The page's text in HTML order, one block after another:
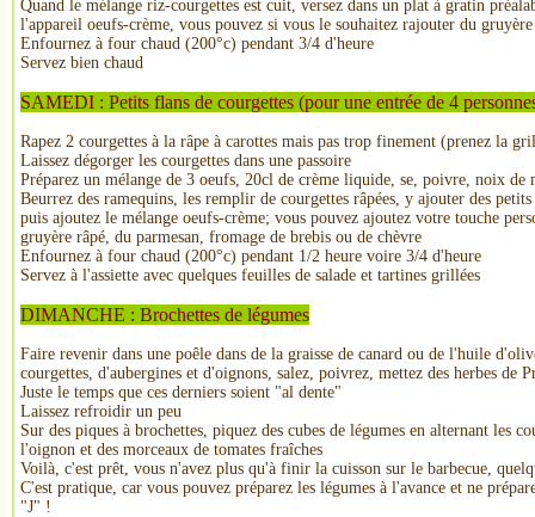
Quand le mélange riz-courgettes est cuit, versez dans un plat à gratin
l'appareil oeufs-crème, vous pouvez si vous le souhaitez rajouter du gruyère
Enfournez à four chaud (200°c) pendant 3/4 d'heure
Servez bien chaud
SAMEDI : Petits flans de courgettes (pour une entrée de 4
Rapez 2 courgettes à la râpe à carottes mais pas trop finement (prenez la
Laissez dégorger les courgettes dans une passoire
Préparez un mélange de 3 oeufs, 20cl de crème liquide, se, poivre, noix de
Beurrez des ramequins, les remplir de courgettes râpées, y ajouter des
puis ajoutez le mélange oeufs-crème; vous pouvez ajoutez votre touche
gruyère râpé, du parmesan, fromage de brebis ou de chèvre
Enfournez à four chaud (200°c) pendant 1/2 heure voire 3/4 d'heure
Servez à l'assiette avec quelques feuilles de salade et tartines grillées
DIMANCHE : Brochettes de légumes
Faire revenir dans une poêle dans de la graisse de canard ou de l'huile
courgettes, d'aubergines et d'oignons, salez, poivrez, mettez des herbes de
Juste le temps que ces derniers soient "al dente"
Laissez refroidir un peu
Sur des piques à brochettes, piquez des cubes de légumes en alternant les
l'oignon et des morceaux de tomates fraîches
Voilà, c'est prêt, vous n'avez plus qu'à finir la cuisson sur le barbecue,
C'est pratique, car vous pouvez préparez les légumes à l'avance et ne
"J" !